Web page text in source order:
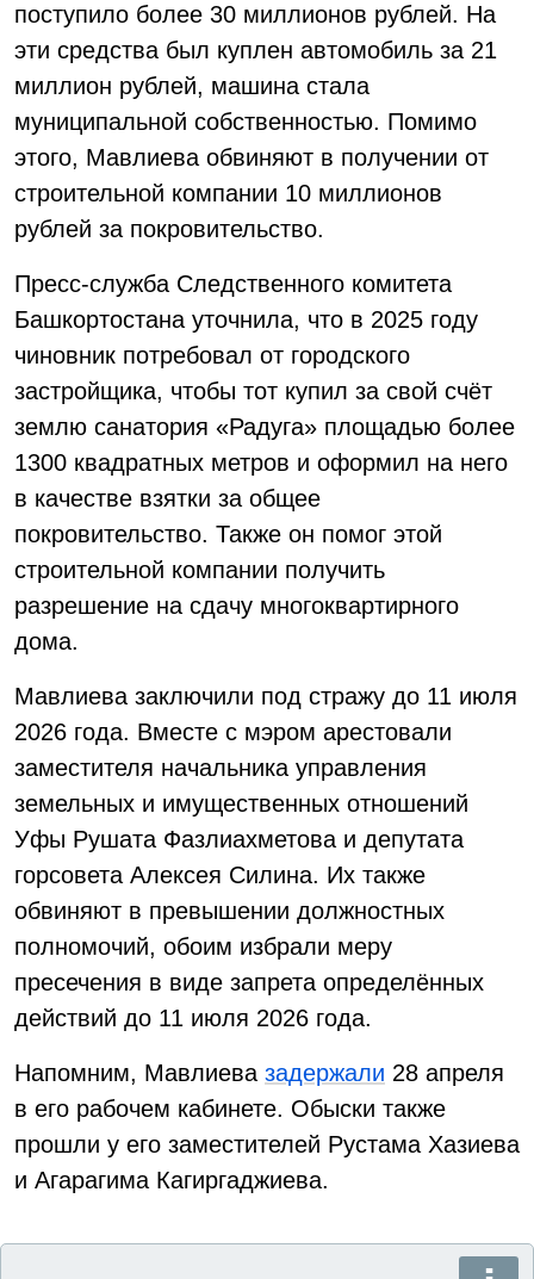
поступило более 30 миллионов рублей. На
эти средства был куплен автомобиль за 21
миллион рублей, машина стала
муниципальной собственностью. Помимо
этого, Мавлиева обвиняют в получении от
строительной компании 10 миллионов
рублей за покровительство.
Пресс-служба Следственного комитета
Башкортостана уточнила, что в 2025 году
чиновник потребовал от городского
застройщика, чтобы тот купил за свой счёт
землю санатория «Радуга» площадью более
1300 квадратных метров и оформил на него
в качестве взятки за общее
покровительство. Также он помог этой
строительной компании получить
разрешение на сдачу многоквартирного
дома.
Мавлиева заключили под стражу до 11 июля
2026 года. Вместе с мэром арестовали
заместителя начальника управления
земельных и имущественных отношений
Уфы Рушата Фазлиахметова и депутата
горсовета Алексея Силина. Их также
обвиняют в превышении должностных
полномочий, обоим избрали меру
пресечения в виде запрета определённых
действий до 11 июля 2026 года.
Напомним, Мавлиева задержали 28 апреля
в его рабочем кабинете. Обыски также
прошли у его заместителей Рустама Хазиева
и Агарагима Кагиргаджиева.